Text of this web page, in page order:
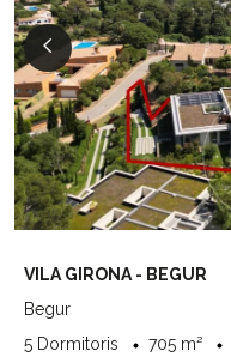
VILA GIRONA - BEGUR
Begur
5 Dormitoris
705 m²